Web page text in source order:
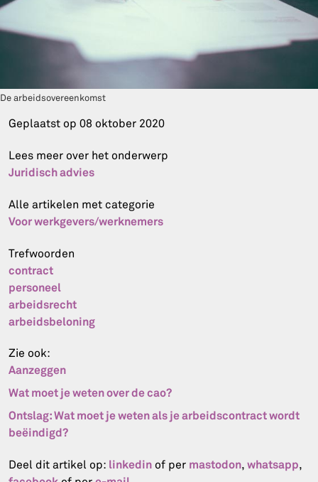
De arbeidsovereenkomst
Geplaatst op08 oktober 2020
Lees meer over het onderwerp
Juridisch advies
Alle artikelen met categorie
Voor werkgevers/werknemers
Trefwoorden
contract
personeel
arbeidsrecht
arbeidsbeloning
Zie ook:
Aanzeggen
Wat moet je weten over de cao?
Ontslag: Wat moet je weten als je arbeidscontract wordt
beëindigd?
Deel dit artikel op: linkedin of per mastodon,whatsapp,